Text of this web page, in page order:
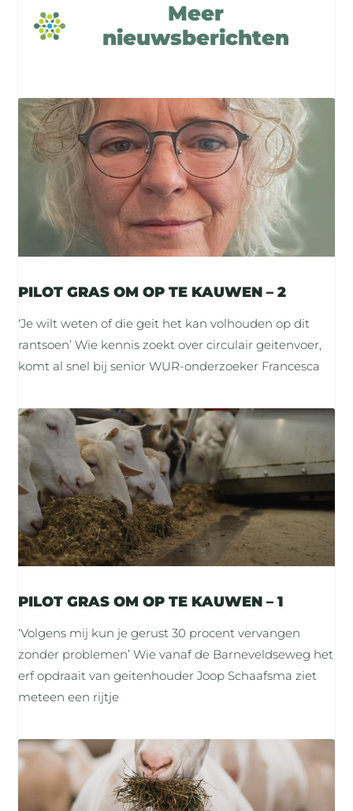
Meer
nieuwsberichten
PILOT GRAS OM OP TE KAUWEN – 2
‘Je wilt weten of die geit het kan volhouden op dit
rantsoen’ Wie kennis zoekt over circulair geitenvoer,
komt al snel bij senior WUR-onderzoeker Francesca
PILOT GRAS OM OP TE KAUWEN – 1
‘Volgens mij kun je gerust 30 procent vervangen
zonder problemen’ Wie vanaf de Barneveldseweg het
erf opdraait van geitenhouder Joop Schaafsma ziet
meteen een rijtje